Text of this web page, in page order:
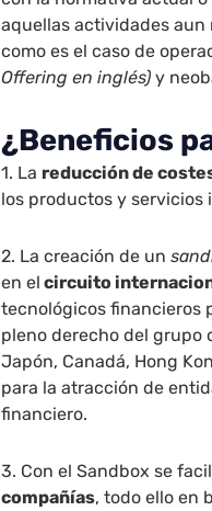
aquellas actividades aun
como es el caso de
Offering en inglés) y
¿Beneficios
1. La reducción de
los productos y servicios
2. La creación de un
en el circuito
tecnológicos financieros
pleno derecho del grupo
Japón, Canadá, Hong
para la atracción de
financiero.
3. Con el Sandbox se
compañías, todo ello en